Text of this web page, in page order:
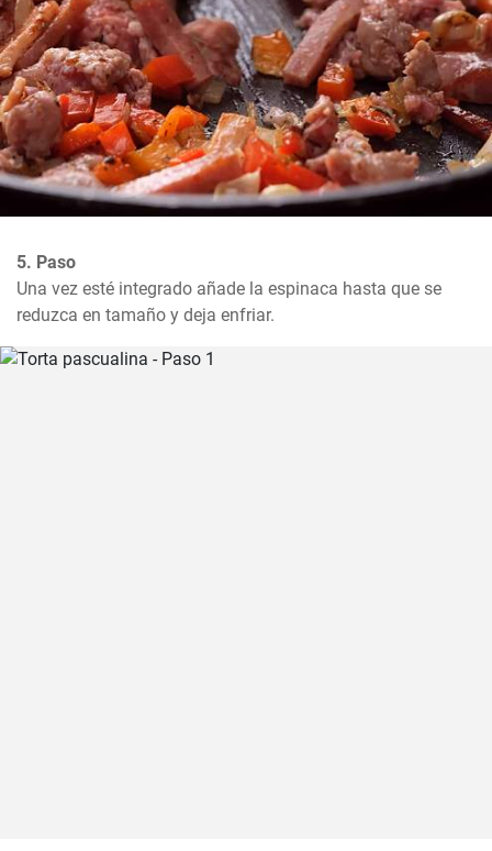
5. Paso
Una vez esté integrado añade la espinaca hasta que se
reduzca en tamaño y deja enfriar.